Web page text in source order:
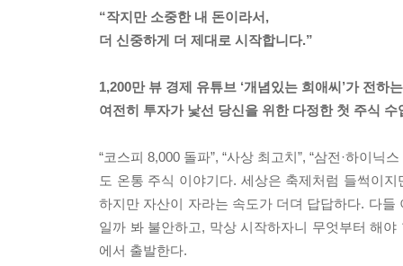
“작지만 소중한 내 돈이라서,
더 신중하게 더 제대로 시작합니다.”
1,200만 뷰 경제 유튜브 ‘개념있는 희애씨’가 전하는
여전히 투자가 낯선 당신을 위한 다정한 첫 주식 수
“코스피 8,000 돌파”, “사상 최고치”, “삼전·하이
도 온통 주식 이야기다. 세상은 축제처럼 들썩이
하지만 자산이 자라는 속도가 더뎌 답답하다. 다
일까 봐 불안하고, 막상 시작하자니 무엇부터 해
에서 출발한다.